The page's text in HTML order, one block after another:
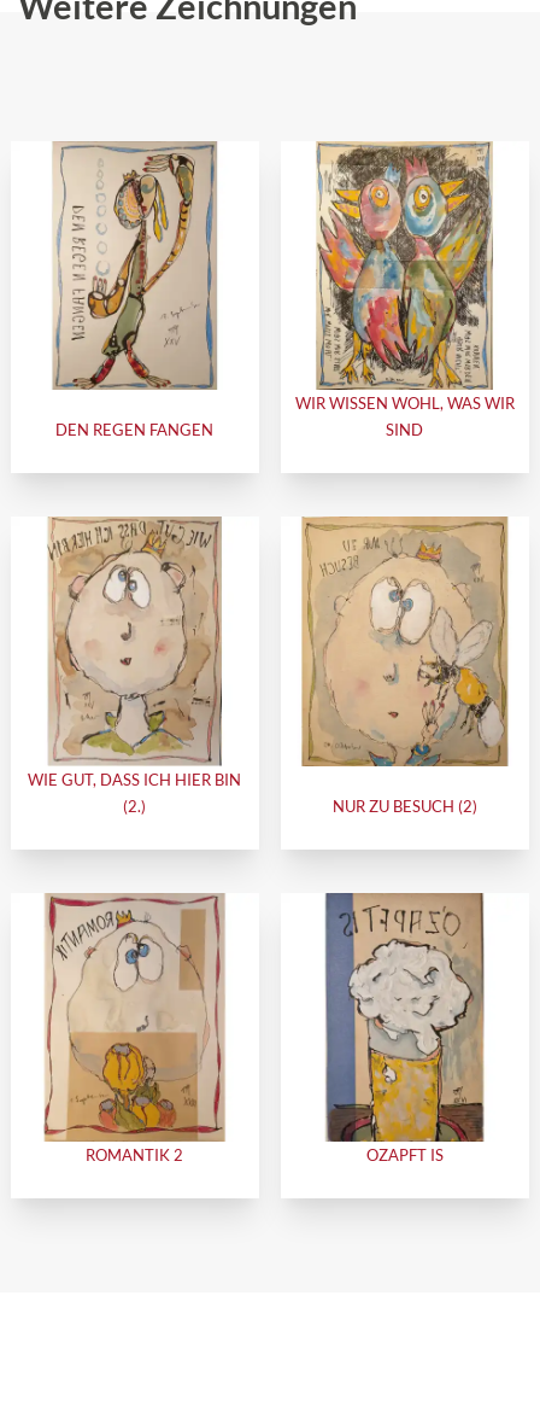
DEN REGEN FANGEN
WIR WISSEN WOHL, WAS WIR
SIND
WIE GUT, DASS ICH HIER BIN
(2.)
NUR ZU BESUCH (2)
ROMANTIK 2 OZAPFT IS